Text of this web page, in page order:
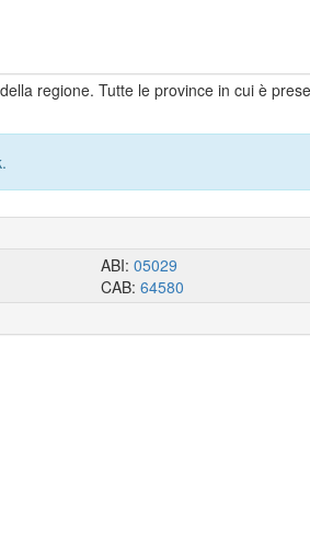
regione. Tutte le province in cui è
ABI: 05029
CAB: 64580